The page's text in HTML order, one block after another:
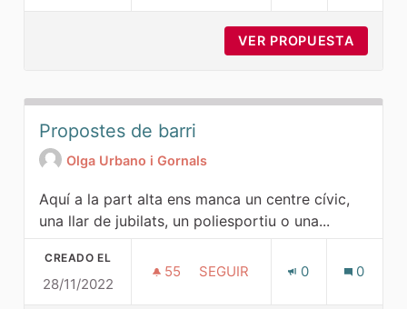
VER PROPUESTA
Propostes de barri
Olga Urbano i Gornals
Aquí a la part alta ens manca un centre cívic,
una llar de jubilats, un poliesportiu o una...
CREADO EL
28/11/2022
55 55 SEGUIDORAS
SEGUIR 0 0